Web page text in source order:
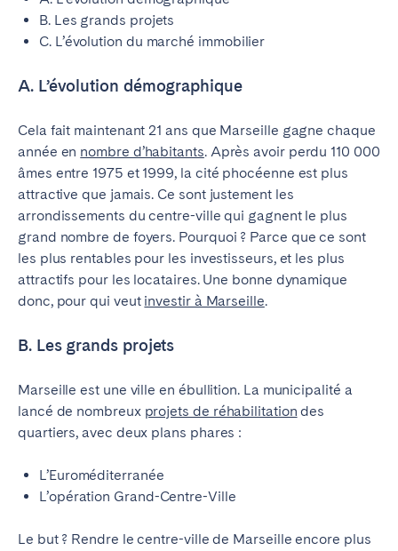
B. Les grands projets
C. L’évolution du marché immobilier
A. L’évolution démographique
Cela fait maintenant 21 ans que Marseille gagne chaque
année en nombre d’habitants. Après avoir perdu 110 000
âmes entre 1975 et 1999, la cité phocéenne est plus
attractive que jamais. Ce sont justement les
arrondissements du centre-ville qui gagnent le plus
grand nombre de foyers. Pourquoi ? Parce que ce sont
les plus rentables pour les investisseurs, et les plus
attractifs pour les locataires. Une bonne dynamique
donc, pour qui veut investir à Marseille.
B. Les grands projets
Marseille est une ville en ébullition. La municipalité a
lancé de nombreux projets de réhabilitation des
quartiers, avec deux plans phares :
L’Euroméditerranée
L’opération Grand-Centre-Ville
Le but ? Rendre le centre-ville de Marseille encore plus